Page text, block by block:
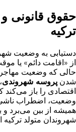
حقوق قانونی
ترکیه
دستیابی به وضعیت
از «اقامت دائم» یا
حالی که وضعیت
شدن پروسه شهروندی
اقتصادی را باز
وضعیت، اضطراب ناشی
همیشه از بین می‌برد و
شهروندان متولد